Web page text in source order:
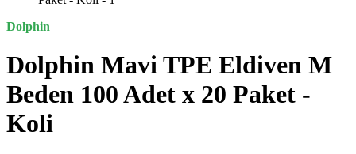
Dolphin
Dolphin Mavi TPE Eldiven M
Beden 100 Adet x 20 Paket -
Koli